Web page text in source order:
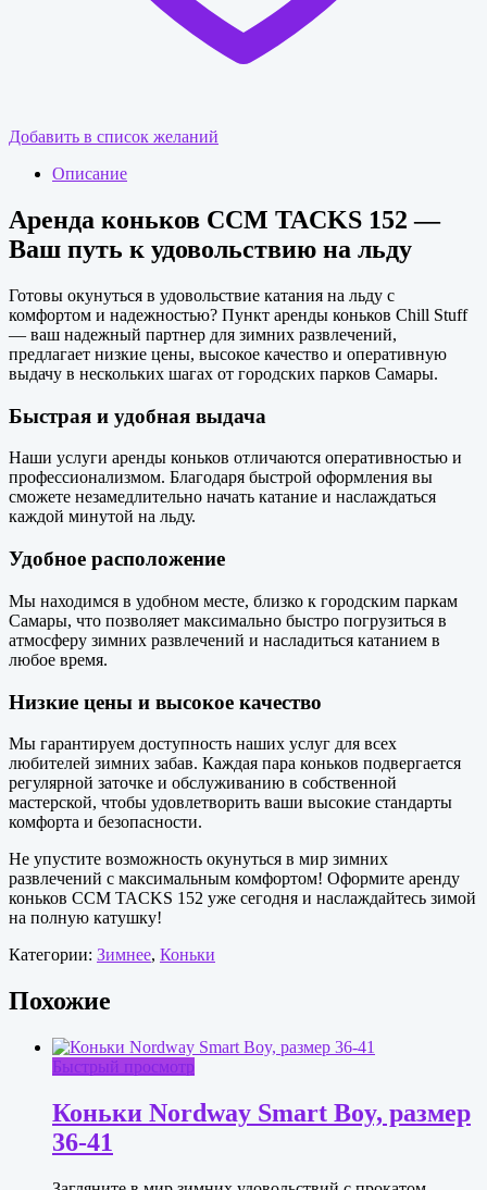
Добавить в список желаний
Описание
Аренда коньков CCM TACKS 152 —
Ваш путь к удовольствию на льду
Готовы окунуться в удовольствие катания на льду с
комфортом и надежностью? Пункт аренды коньков Chill Stuff
— ваш надежный партнер для зимних развлечений,
предлагает низкие цены, высокое качество и оперативную
выдачу в нескольких шагах от городских парков Самары.
Быстрая и удобная выдача
Наши услуги аренды коньков отличаются оперативностью и
профессионализмом. Благодаря быстрой оформления вы
сможете незамедлительно начать катание и наслаждаться
каждой минутой на льду.
Удобное расположение
Мы находимся в удобном месте, близко к городским паркам
Самары, что позволяет максимально быстро погрузиться в
атмосферу зимних развлечений и насладиться катанием в
любое время.
Низкие цены и высокое качество
Мы гарантируем доступность наших услуг для всех
любителей зимних забав. Каждая пара коньков подвергается
регулярной заточке и обслуживанию в собственной
мастерской, чтобы удовлетворить ваши высокие стандарты
комфорта и безопасности.
Не упустите возможность окунуться в мир зимних
развлечений с максимальным комфортом! Оформите аренду
коньков CCM TACKS 152 уже сегодня и наслаждайтесь зимой
на полную катушку!
Категории: Зимнее, Коньки
Похожие
Быстрый просмотр
Коньки Nordway Smart Boy, размер
36-41